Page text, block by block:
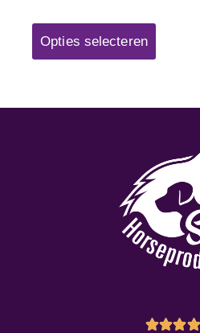
Opties selecteren
